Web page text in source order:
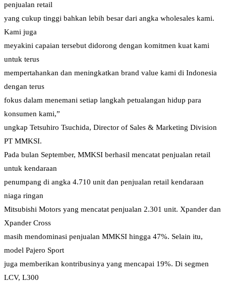
penjualan retail
yang cukup tinggi bahkan lebih besar dari angka wholesales kami.
Kami juga
meyakini capaian tersebut didorong dengan komitmen kuat kami
untuk terus
mempertahankan dan meningkatkan brand value kami di Indonesia
dengan terus
fokus dalam menemani setiap langkah petualangan hidup para
konsumen kami,”
ungkap Tetsuhiro Tsuchida, Director of Sales & Marketing Division
PT MMKSI.
Pada bulan September, MMKSI berhasil mencatat penjualan retail
untuk kendaraan
penumpang di angka 4.710 unit dan penjualan retail kendaraan
niaga ringan
Mitsubishi Motors yang mencatat penjualan 2.301 unit. Xpander dan
Xpander Cross
masih mendominasi penjualan MMKSI hingga 47%. Selain itu,
model Pajero Sport
juga memberikan kontribusinya yang mencapai 19%. Di segmen
LCV, L300